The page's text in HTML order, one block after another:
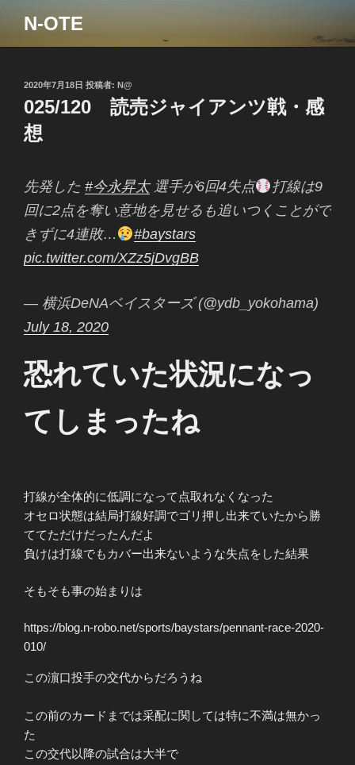
テ
N-OTE
投
稿
日:
2020年7月18日 投稿者: N@
025/120 読売ジャイアンツ戦・感
想
先発した #今永昇太選手が6回4失点
打線は9
回に2点を奪い意地を見せるも追いつくことがで
きずに4連敗…
#baystars
pic.twitter.com/XZz5jDvgBB
— 横浜DeNAベイスターズ (@ydb_yokohama)
July 18, 2020
恐れていた状況になっ
てしまったね
打線が全体的に低調になって点取れなくなった
オセロ状態は結局打線好調でゴリ押し出来ていたから勝
ててただけだったんだよ
負けは打線でもカバー出来ないような失点をした結果
そもそも事の始まりは
https://blog.n-robo.net/sports/baystars/pennant-race-2020-
010/
この濵口投手の交代からだろうね
この前のカードまでは采配に関しては特に不満は無かっ
た
この交代以降の試合は大半で